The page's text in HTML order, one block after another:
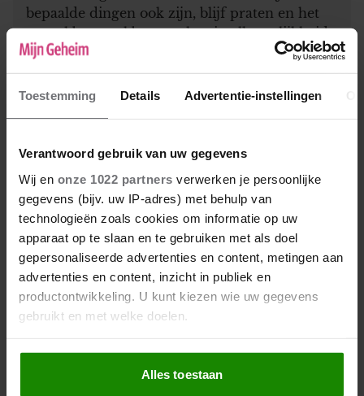
Toestemming Details Advertentie-instellingen
Verantwoord gebruik van uw gegevens
Wij en onze 1022 partners verwerken je persoonlijke
gegevens (bijv. uw IP-adres) met behulp van
technologieën zoals cookies om informatie op uw
apparaat op te slaan en te gebruiken met als doel
gepersonaliseerde advertenties en content, metingen aan
advertenties en content, inzicht in publiek en
productontwikkeling. U kunt kiezen wie uw gegevens
gebruikt en met welke doelen.
Als u het toestaat, willen we ook graag:
Informatie verzamelen over uw geografische locatie,
Alles toestaan
bepaalde dingen ook zijn, blijf praten en het
vooral bespreekbaar maken in alle eerlijkheid.
Je e-mailadres wordt niet gepubliceerd.
velden zijn gemarkeerd met*
Naam*
E-mail*
Deze zal niet gepubliceerd worden bij je reactie, maar kan
worden gebruikt door de redactie om contact met je op te